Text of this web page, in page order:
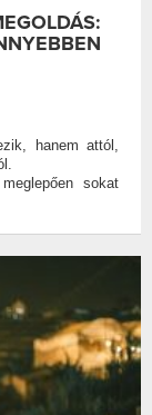
hanem attól,
sokat